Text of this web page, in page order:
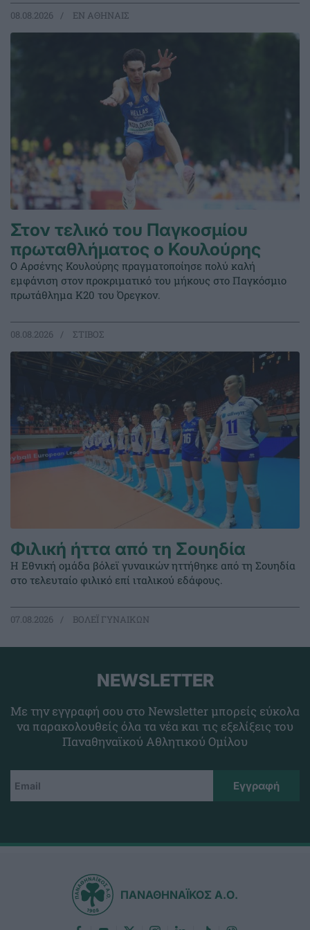
08.08.2026 EΝ ΑΘΗΝΑΙΣ
Στον τελικό του Παγκοσμίου
πρωταθλήματος ο Κουλούρης
Ο Αρσένης Κουλούρης πραγματοποίησε πολύ καλή
εμφάνιση στον προκριματικό του μήκους στο Παγκόσμιο
πρωτάθλημα Κ20 του Όρεγκον.
08.08.2026 ΣΤΙΒΟΣ
Φιλική ήττα από τη Σουηδία
Η Εθνική ομάδα βόλεϊ γυναικών ηττήθηκε από τη Σουηδία
στο τελευταίο φιλικό επί ιταλικού εδάφους.
07.08.2026 ΒΟΛΕΪ ΓΥΝΑΙΚΩΝ
NEWSLETTER
Με την εγγραφή σου στο Newsletter μπορείς εύκολα
να παρακολουθείς όλα τα νέα και τις εξελίξεις του
Παναθηναϊκού Αθλητικού Ομίλου
ΠΑΝΑΘΗΝΑΪΚΟΣ Α.Ο.